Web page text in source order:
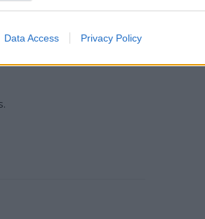
Data Access Privacy Policy
tililtä.
mestaruuteen, vaikka